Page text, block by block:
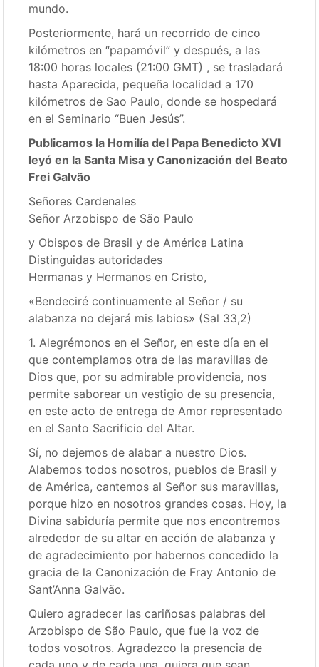
mundo.
Posteriormente, hará un recorrido de cinco
kilómetros en “papamóvil” y después, a las
18:00 horas locales (21:00 GMT) , se trasladará
hasta Aparecida, pequeña localidad a 170
kilómetros de Sao Paulo, donde se hospedará
en el Seminario “Buen Jesús”.
Publicamos la Homilía del Papa Benedicto XVI
leyó en la Santa Misa y Canonización del Beato
Frei Galvão
Señores Cardenales
Señor Arzobispo de São Paulo
y Obispos de Brasil y de América Latina
Distinguidas autoridades
Hermanas y Hermanos en Cristo,
«Bendeciré continuamente al Señor / su
alabanza no dejará mis labios» (Sal 33,2)
1. Alegrémonos en el Señor, en este día en el
que contemplamos otra de las maravillas de
Dios que, por su admirable providencia, nos
permite saborear un vestigio de su presencia,
en este acto de entrega de Amor representado
en el Santo Sacrificio del Altar.
Sí, no dejemos de alabar a nuestro Dios.
Alabemos todos nosotros, pueblos de Brasil y
de América, cantemos al Señor sus maravillas,
porque hizo en nosotros grandes cosas. Hoy, la
Divina sabiduría permite que nos encontremos
alrededor de su altar en acción de alabanza y
de agradecimiento por habernos concedido la
gracia de la Canonización de Fray Antonio de
Sant’Anna Galvão.
Quiero agradecer las cariñosas palabras del
Arzobispo de São Paulo, que fue la voz de
todos vosotros. Agradezco la presencia de